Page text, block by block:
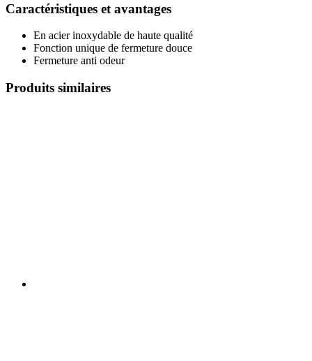
Caractéristiques et avantages
En acier inoxydable de haute qualité
Fonction unique de fermeture douce
Fermeture anti odeur
Produits similaires